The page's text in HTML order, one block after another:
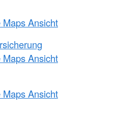
Ansicht
Ansicht
Ansicht